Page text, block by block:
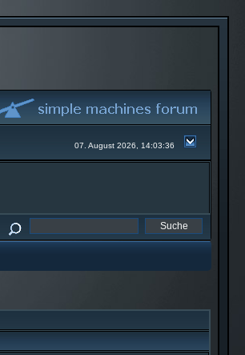
07. August 2026, 14:03:36